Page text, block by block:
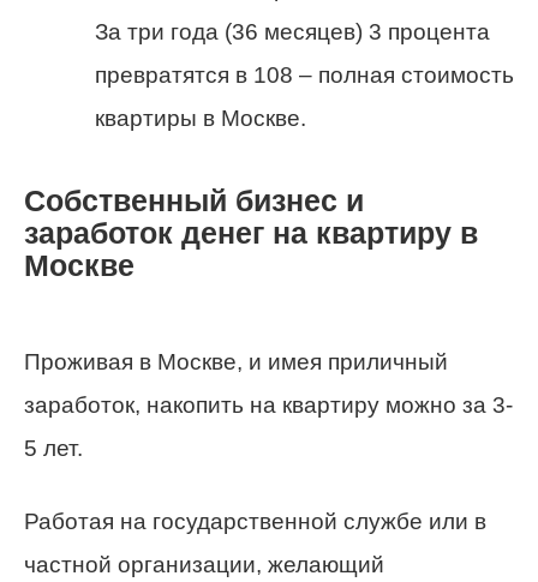
За три года (36 месяцев) 3 процента
превратятся в 108 – полная стоимость
квартиры в Москве.
Собственный бизнес и
заработок денег на квартиру в
Москве
Проживая в Москве, и имея приличный
заработок, накопить на квартиру можно за 3-
5 лет.
Работая на государственной службе или в
частной организации, желающий